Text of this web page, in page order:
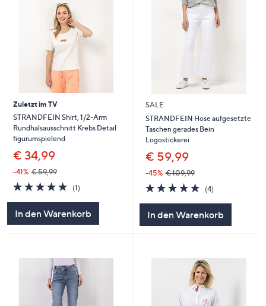
Zuletzt im TV
STRANDFEIN Shirt, 1/2-Arm
Rundhalsausschnitt Krebs Detail
figurumspielend
€ 34,99
-41% € 59,99
5.0
von
(1)1
In den Warenkorb
SALE
STRANDFEIN Hose aufgesetzte
Taschen gerades Bein
Logostickerei
€ 59,99
-45% € 109,99
5.0
von
(4)4
In den Warenkorb